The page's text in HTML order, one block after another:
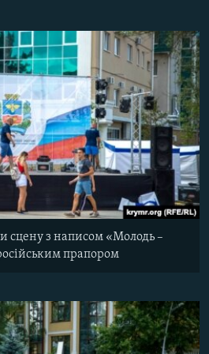
сцену з написом «Молодь –
прапором